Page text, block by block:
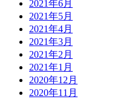
2021年6月
2021年5月
2021年4月
2021年3月
2021年2月
2021年1月
2020年12月
2020年11月